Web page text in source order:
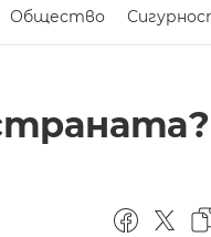
Общество